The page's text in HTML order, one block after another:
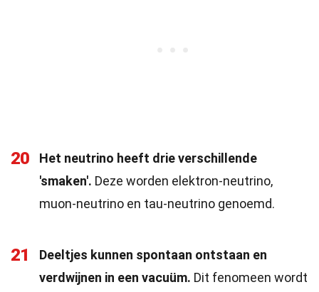
20
Het neutrino heeft drie verschillende
'smaken'. Deze worden elektron-neutrino,
muon-neutrino en tau-neutrino genoemd.
21
Deeltjes kunnen spontaan ontstaan en
verdwijnen in een vacuüm. Dit fenomeen wordt